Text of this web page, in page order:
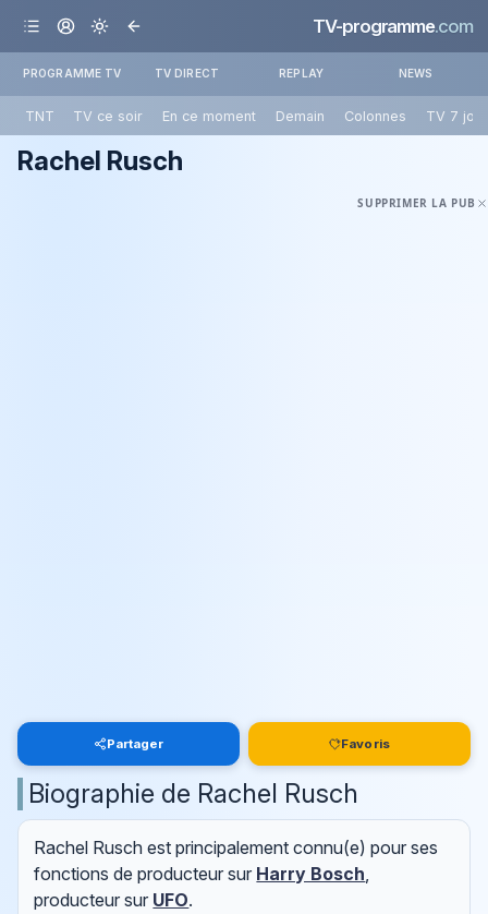
TV-programme.com
PROGRAMME TV TV DIRECT REPLAY NEWS
TNT TV ce soir En ce moment Demain Colonnes TV 7
Rachel Rusch
SUPPRIMER LA PUB
Partager Favoris
Biographie de Rachel Rusch
Rachel Rusch est principalement connu(e) pour ses
fonctions de producteur sur Harry Bosch,
producteur sur UFO.